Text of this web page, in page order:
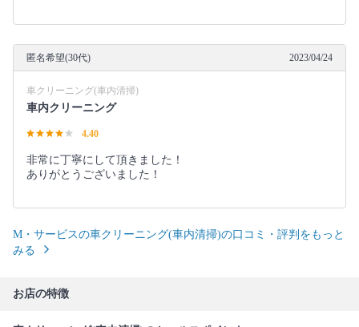
匿名希望(30代) 2023/04/24
車クリーニング(車内清掃)
車内クリーニング
4.40
非常に丁寧にして頂きました！
ありがとうございました！
M・サービスの車クリーニング(車内清掃)の口コミ・評判をもっと
みる
お店の特徴